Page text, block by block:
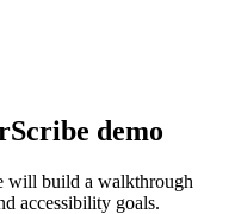
demo
will build a walkthrough
accessibility goals.